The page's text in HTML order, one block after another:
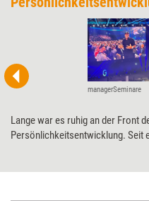
managerSeminare
Lange war es ruhig an der Front
Persönlichkeitsentwicklung. Seit